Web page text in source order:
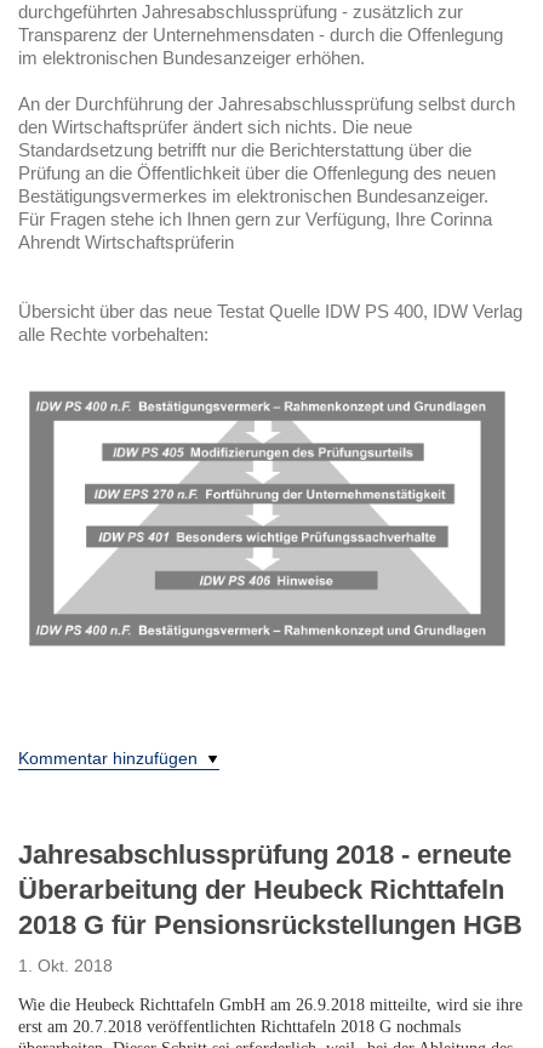
durchgeführten Jahresabschlussprüfung - zusätzlich zur
Transparenz der Unternehmensdaten - durch die Offenlegung
im elektronischen Bundesanzeiger erhöhen.
An der Durchführung der Jahresabschlussprüfung selbst durch
den Wirtschaftsprüfer ändert sich nichts. Die neue
Standardsetzung betrifft nur die Berichterstattung über die
Prüfung an die Öffentlichkeit über die Offenlegung des neuen
Bestätigungsvermerkes im elektronischen Bundesanzeiger.
Für Fragen stehe ich Ihnen gern zur Verfügung, Ihre Corinna
Ahrendt Wirtschaftsprüferin
Übersicht über das neue Testat Quelle IDW PS 400, IDW Verlag
alle Rechte vorbehalten:
Kommentar hinzufügen
Jahresabschlussprüfung 2018 - erneute
Überarbeitung der Heubeck Richttafeln
2018 G für Pensionsrückstellungen HGB
1. Okt. 2018
Wie die Heubeck Richttafeln GmbH am 26.9.2018 mitteilte, wird sie ihre
erst am 20.7.2018 veröffentlichten Richttafeln 2018 G nochmals